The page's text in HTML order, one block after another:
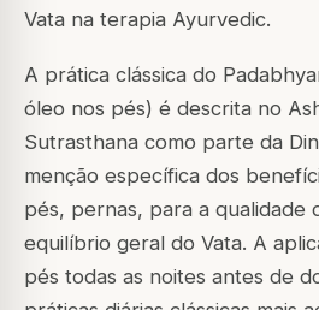
Vata na terapia Ayurvedic.
A prática clássica do
óleo nos pés) é descrita no
Sutrasthana como parte da
menção específica dos
pés, pernas, para a qualidade
equilíbrio geral do Vata. A
pés todas as noites antes de